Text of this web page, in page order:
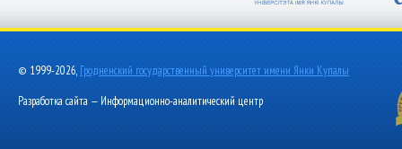
© 1999-2026, Гродненский государственный университет имени Янки Купалы
Разработка сайта — Информационно-аналитический центр